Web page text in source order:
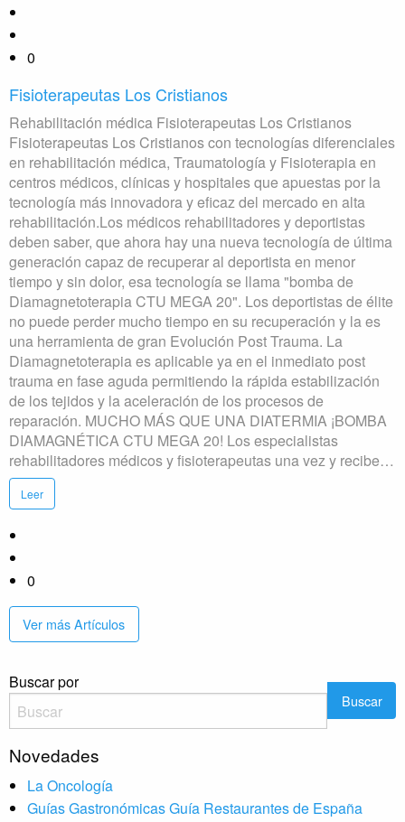
0
Fisioterapeutas Los Cristianos
Rehabilitación médica Fisioterapeutas Los Cristianos
Fisioterapeutas Los Cristianos con tecnologías diferenciales
en rehabilitación médica, Traumatología y Fisioterapia en
centros médicos, clínicas y hospitales que apuestas por la
tecnología más innovadora y eficaz del mercado en alta
rehabilitación.Los médicos rehabilitadores y deportistas
deben saber, que ahora hay una nueva tecnología de última
generación capaz de recuperar al deportista en menor
tiempo y sin dolor, esa tecnología se llama "bomba de
Diamagnetoterapia CTU MEGA 20". Los deportistas de élite
no puede perder mucho tiempo en su recuperación y la es
una herramienta de gran Evolución Post Trauma. La
Diamagnetoterapia es aplicable ya en el inmediato post
trauma en fase aguda permitiendo la rápida estabilización
de los tejidos y la aceleración de los procesos de
reparación. MUCHO MÁS QUE UNA DIATERMIA ¡BOMBA
DIAMAGNÉTICA CTU MEGA 20! Los especialistas
rehabilitadores médicos y fisioterapeutas una vez y recibe…
Leer
0
Ver más Artículos
Buscar por
Novedades
La Oncología
Guías Gastronómicas Guía Restaurantes de España